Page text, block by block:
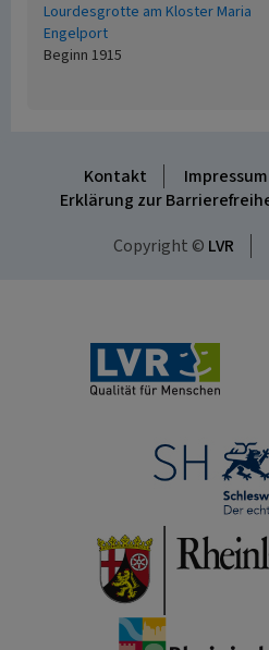
Lourdesgrotte am Kloster Maria
Engelport
Beginn 1915
Kontakt Impressum
Erklärung zur
Copyright © LVR